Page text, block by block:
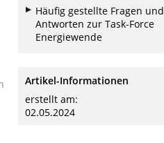
Häufig gestellte Fragen und
Antworten zur Task-Force
Energiewende
Artikel-Informationen
erstellt am:
02.05.2024